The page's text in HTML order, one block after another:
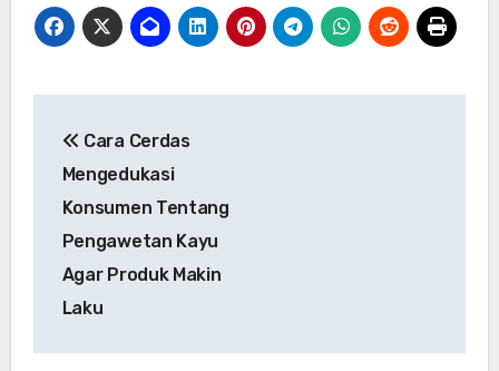
navigation
Cara Cerdas
Mengedukasi
Konsumen Tentang
Pengawetan Kayu
Agar Produk Makin
Laku